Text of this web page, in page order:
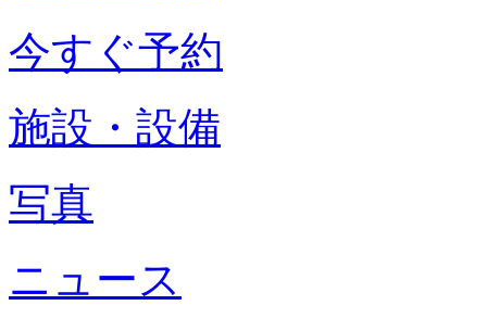
今すぐ予約
施設・設備
写真
ニュース